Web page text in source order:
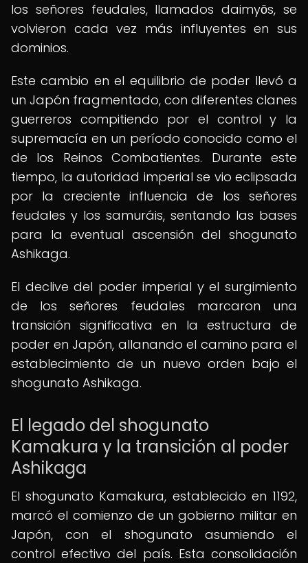
los señores feudales, llamados daimyōs, se
volvieron cada vez más influyentes en sus
dominios.
Este cambio en el equilibrio de poder llevó a
un Japón fragmentado, con diferentes clanes
guerreros compitiendo por el control y la
supremacía en un período conocido como el
de los Reinos Combatientes. Durante este
tiempo, la autoridad imperial se vio eclipsada
por la creciente influencia de los señores
feudales y los samuráis, sentando las bases
para la eventual ascensión del shogunato
Ashikaga.
El declive del poder imperial y el surgimiento
de los señores feudales marcaron una
transición significativa en la estructura de
poder en Japón, allanando el camino para el
establecimiento de un nuevo orden bajo el
shogunato Ashikaga.
El legado del shogunato
Kamakura y la transición al poder
Ashikaga
El shogunato Kamakura, establecido en 1192,
marcó el comienzo de un gobierno militar en
Japón, con el shogunato asumiendo el
control efectivo del país. Esta consolidación